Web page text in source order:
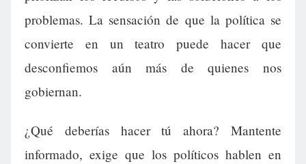
problemas. La sensación de que la política se
convierte en un teatro puede hacer que
desconfiemos aún más de quienes nos
gobiernan.
¿Qué deberías hacer tú ahora? Mantente
informado, exige que los políticos hablen en